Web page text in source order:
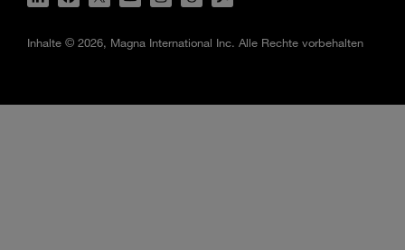
Inhalte © 2026, Magna International Inc. Alle Rechte vorbehalten